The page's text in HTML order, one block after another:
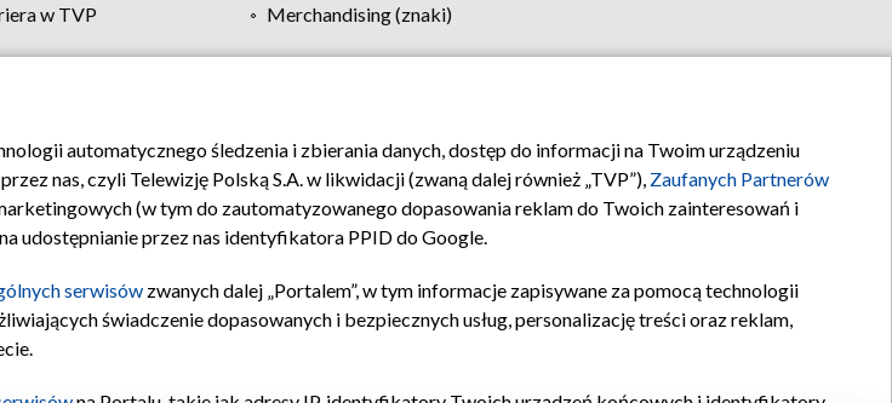
w TVP
Merchandising (znaki)
Moje zgody Pomoc Biuro reklamy Kontakt
automatycznego śledzenia i zbierania danych, dostęp do informacji na Twoim urządzeniu
nas, czyli Telewizję Polską S.A. w likwidacji (zwaną dalej również „TVP”), Zaufanych Partnerów
(w tym do zautomatyzowanego dopasowania reklam do Twoich zainteresowań i
udostępnianie przez nas identyfikatora PPID do Google.
serwisów zwanych dalej „Portalem”, w tym informacje zapisywane za pomocą technologii
świadczenie dopasowanych i bezpiecznych usług, personalizację treści oraz reklam,